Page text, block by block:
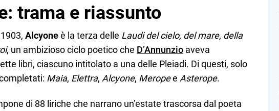
trama e riassunto
Alcyoneè la terza delle Laudi del cielo, del mare, della
, un ambizioso ciclo poetico che D’Annunzio aveva
libri, ciascuno intitolato a una delle Pleiadi. Di questi, solo
Maia, Elettra, Alcyone, Meropee Asterope.
di 88 liriche che narrano un’estate trascorsa dal poeta